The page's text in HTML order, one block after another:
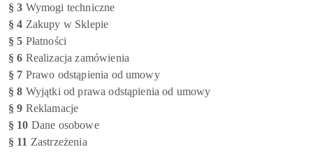
§ 3 Wymogi techniczne
§ 4 Zakupy w Sklepie
§ 5 Płatności
§ 6 Realizacja zamówienia
§ 7 Prawo odstąpienia od umowy
§ 8 Wyjątki od prawa odstąpienia od umowy
§ 9 Reklamacje
§ 10 Dane osobowe
§ 11 Zastrzeżenia